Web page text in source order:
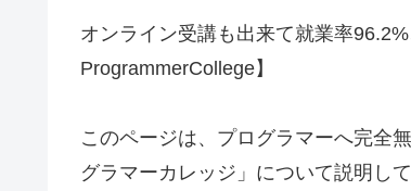
オンライン受講も出来て就業率
ProgrammerCollege】
このページは、プログラマーへ完全
グラマーカレッジ」について説明して